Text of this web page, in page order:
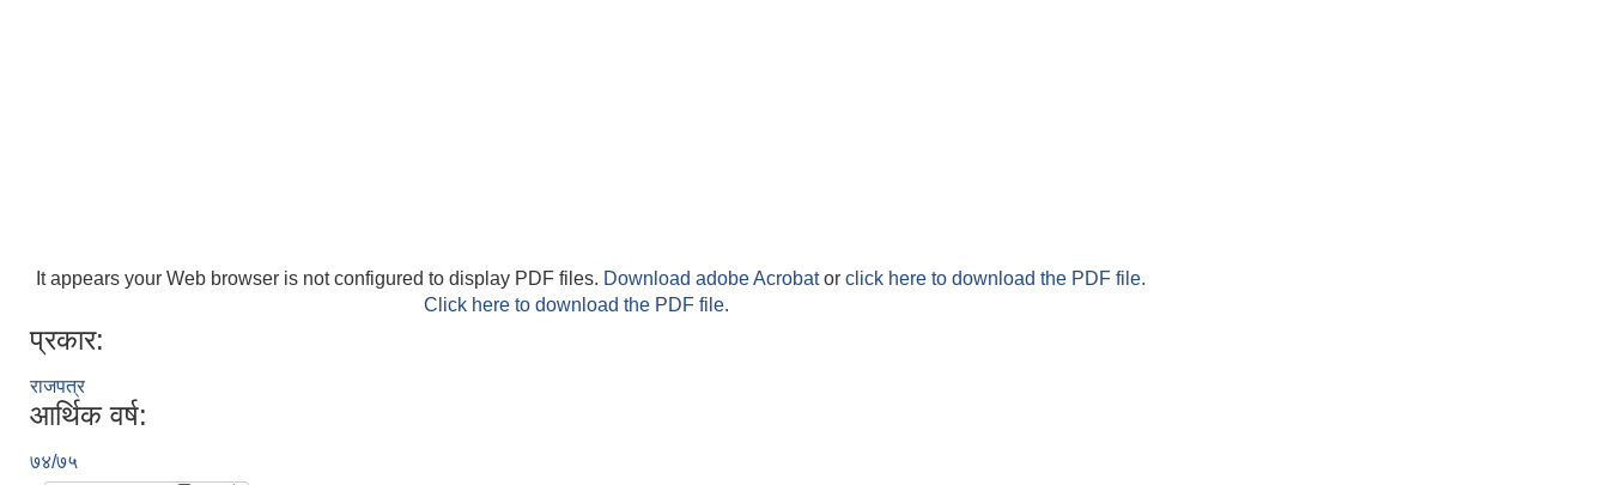
It appears your Web browser is not configured to display PDF files. Download adobe Acrobator click here to download the PDF file.
Click here to download the PDF file.
प्रकार:
राजपत्र
आर्थिक वर्ष:
७४/७५